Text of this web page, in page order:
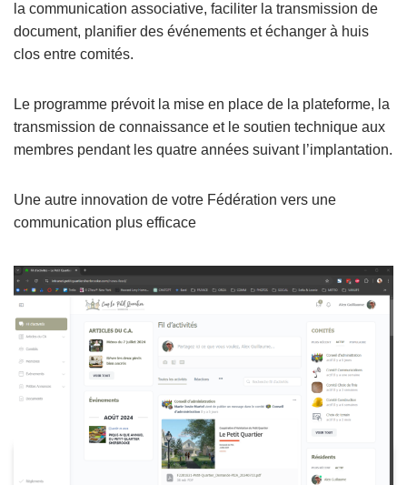
la communication associative, faciliter la transmission de
document, planifier des événements et échanger à huis
clos entre comités.
Le programme prévoit la mise en place de la plateforme, la
transmission de connaissance et le soutien technique aux
membres pendant les quatre années suivant l’implantation.
Une autre innovation de votre Fédération vers une
communication plus efficace